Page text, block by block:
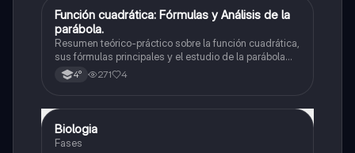
Matemáticas
Función cuadrática: Fórmulas y Análisis de la
parábola.
Resumen teórico-práctico sobre la función cuadrática,
sus fórmulas principales y el estudio de la parábola
como representación gráfica.Incluye desarrollo de la
forma general, cálculo de raíces, vértice y elementos
4° 271 4
Biología
Biologia
Fases